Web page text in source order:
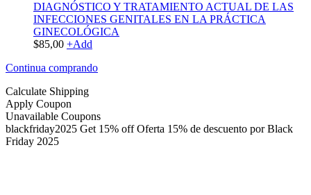
DIAGNÓSTICO Y TRATAMIENTO ACTUAL DE LAS
INFECCIONES GENITALES EN LA PRÁCTICA
GINECOLÓGICA
$85,00 +Add
Continua comprando
Calculate Shipping
Apply Coupon
Unavailable Coupons
blackfriday2025 Get 15% off Oferta 15% de descuento por Black
Friday 2025